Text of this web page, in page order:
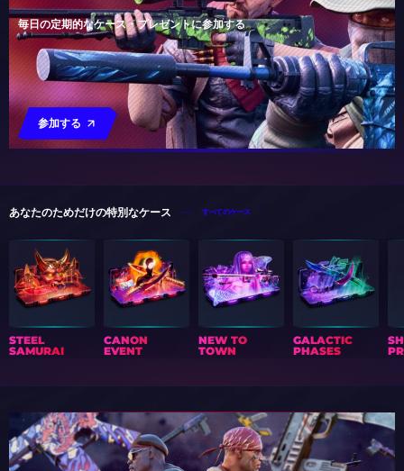
毎日の定期的なケース・プレゼントに参加する
参加する
あなたのためだけの特別なケース すべてのケース
STEEL
SAMURAI
CANON
EVENT
NEW TO
TOWN
GALACTIC
PHASES